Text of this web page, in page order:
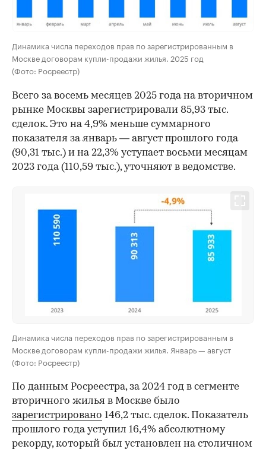
Динамика числа переходов прав по зарегистрированным в
Москве договорам купли-продажи жилья. 2025 год
(Фото: Росреестр)
Всего за восемь месяцев 2025 года на вторичном
рынке Москвы зарегистрировали 85,93 тыс.
сделок. Это на 4,9% меньше суммарного
показателя за январь — август прошлого года
(90,31 тыс.) и на 22,3% уступает восьми месяцам
2023 года (110,59 тыс.), уточняют в ведомстве.
Динамика числа переходов прав по зарегистрированным в
Москве договорам купли-продажи жилья. Январь — август
(Фото: Росреестр)
По данным Росреестра, за 2024 год в сегменте
вторичного жилья в Москве было
зарегистрировано 146,2 тыс. сделок. Показатель
прошлого года уступил 16,4% абсолютному
рекорду, который был установлен на столичном